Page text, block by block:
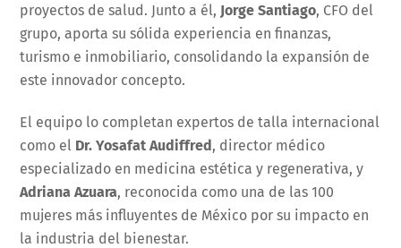
proyectos de salud. Junto a él, Jorge Santiago, CFO del
grupo, aporta su sólida experiencia en finanzas,
turismo e inmobiliario, consolidando la expansión de
este innovador concepto.
El equipo lo completan expertos de talla internacional
como el Dr. Yosafat Audiffred, director médico
especializado en medicina estética y regenerativa, y
Adriana Azuara, reconocida como una de las 100
mujeres más influyentes de México por su impacto en
la industria del bienestar.